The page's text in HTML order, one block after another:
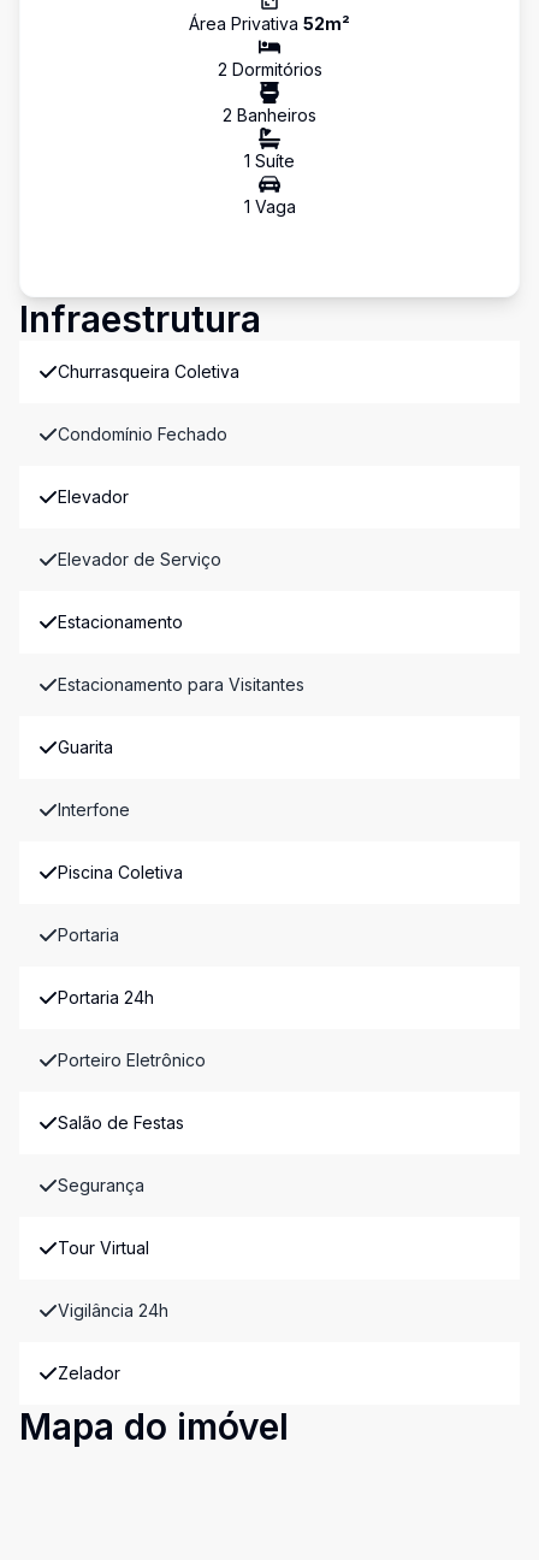
Área Privativa 52m²
2 Dormitórios
2 Banheiros
1 Suíte
1 Vaga
Infraestrutura
Churrasqueira Coletiva
Condomínio Fechado
Elevador
Elevador de Serviço
Estacionamento
Estacionamento para Visitantes
Guarita
Interfone
Piscina Coletiva
Portaria
Portaria 24h
Porteiro Eletrônico
Salão de Festas
Segurança
Tour Virtual
Vigilância 24h
Zelador
Mapa do imóvel